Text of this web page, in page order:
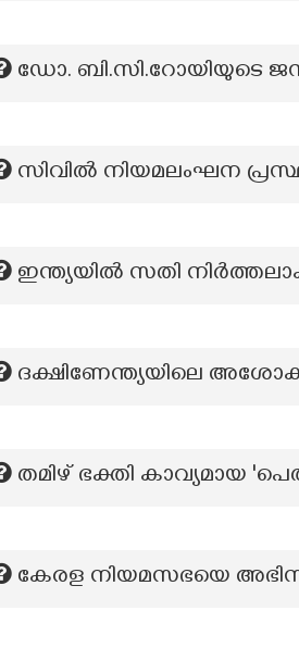
ഡോ. ബി.സി.റോയിയുടെ
സിവിൽ നിയമലംഘന
ഇന്ത്യയിൽ സതി
ദക്ഷിണേന്ത്യയിലെ
തമിഴ് ഭക്തി കാവ്യമായ
കേരള നിയമസഭയെ